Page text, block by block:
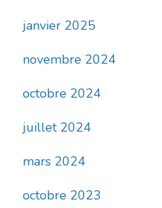
janvier 2025
novembre 2024
octobre 2024
juillet 2024
mars 2024
octobre 2023